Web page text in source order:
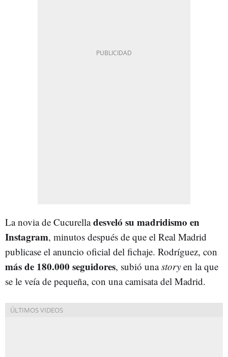
La novia de Cucurelladesveló su madridismo en
Instagram, minutos después de que el Real Madrid
publicase el anuncio oficial del fichaje. Rodríguez, con
más de 180.000 seguidores, subió unastory en la que
se le veía de pequeña, con una camisata del Madrid.